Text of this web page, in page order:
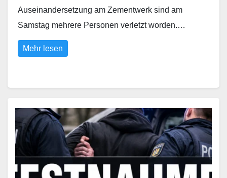
Auseinandersetzung am Zementwerk sind am
Samstag mehrere Personen verletzt worden.…
Mehr lesen